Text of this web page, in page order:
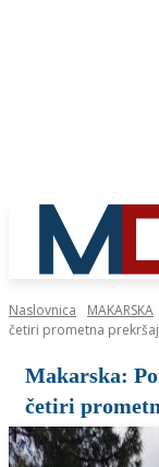
Naslovnica MAKARSKA
četiri prometna
Makarska:
četiri